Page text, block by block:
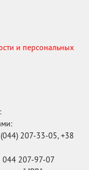
и персональных
207-33-05, +38
044 207-97-07